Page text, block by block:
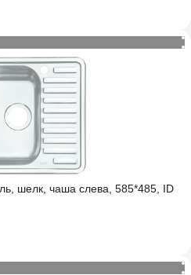
шелк, чаша слева, 585*485, ID